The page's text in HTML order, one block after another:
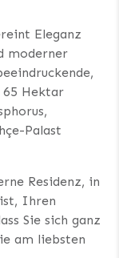
Eleganz
moderner
Hektar
Palast
Residenz, in
Ihren
Sie sich ganz
am liebsten